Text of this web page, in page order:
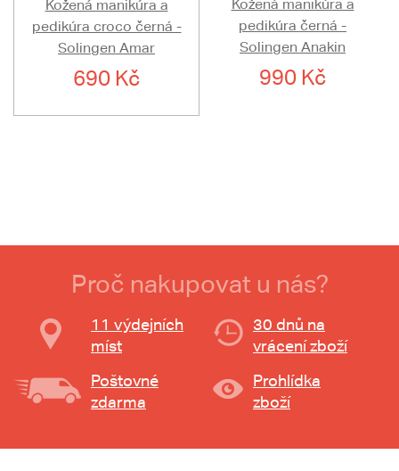
Kožená manikúra a
pedikúra croco černá -
Solingen Amar
690 Kč
Kožená manikúra a
pedikúra černá -
Solingen Anakin
990 Kč
Proč nakupovat u nás?
11 výdejních
míst
30 dnů na
vrácení zboží
Poštovné
zdarma
Prohlídka
zboží